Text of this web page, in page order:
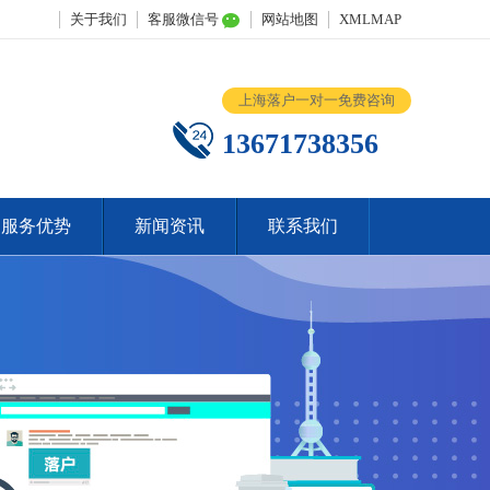
关于我们 客服微信号 网站地图 XMLMAP
上海落户一对一免费咨询
13671738356
服务优势 新闻资讯 联系我们